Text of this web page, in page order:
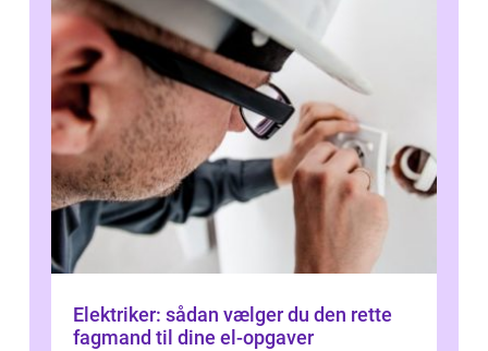
Elektriker: sådan vælger du den rette
fagmand til dine el-opgaver